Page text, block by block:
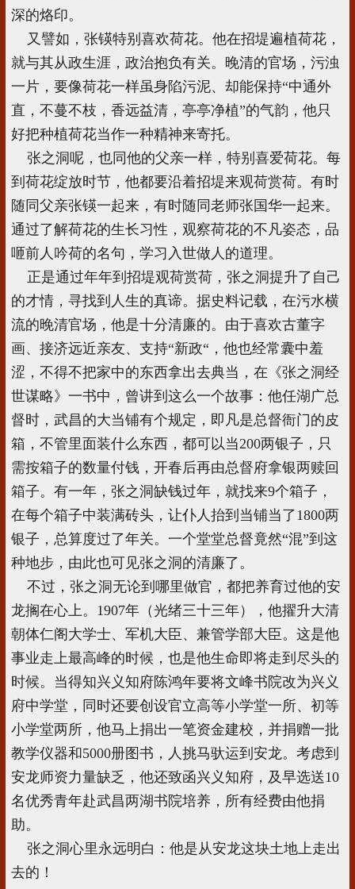
深的烙印。
又譬如，张锳特别喜欢荷花。他在招堤遍植荷花，
就与其从政生涯，政治抱负有关。晚清的官场，污浊
一片，要像荷花一样虽身陷污泥、却能保持“中通外
直，不蔓不枝，香远益清，亭亭净植”的气韵，他只
好把种植荷花当作一种精神来寄托。
张之洞呢，也同他的父亲一样，特别喜爱荷花。每
到荷花绽放时节，他都要沿着招堤来观荷赏荷。有时
随同父亲张锳一起来，有时随同老师张国华一起来。
通过了解荷花的生长习性，观察荷花的不凡姿态，品
咂前人吟荷的名句，学习入世做人的道理。
正是通过年年到招堤观荷赏荷，张之洞提升了自己
的才情，寻找到人生的真谛。据史料记载，在污水横
流的晚清官场，他是十分清廉的。由于喜欢古董字
画、接济远近亲友、支持“新政“，他也经常囊中羞
涩，不得不把家中的东西拿出去典当，在《张之洞经
世谋略》一书中，曾讲到这么一个故事：他任湖广总
督时，武昌的大当铺有个规定，即凡是总督衙门的皮
箱，不管里面装什么东西，都可以当200两银子，只
需按箱子的数量付钱，开春后再由总督府拿银两赎回
箱子。有一年，张之洞缺钱过年，就找来9个箱子，
在每个箱子中装满砖头，让仆人抬到当铺当了1800两
银子，总算度过了年关。一个堂堂总督竟然“混”到这
种地步，由此也可见张之洞的清廉了。
不过，张之洞无论到哪里做官，都把养育过他的安
龙搁在心上。1907年（光绪三十三年），他擢升大清
朝体仁阁大学士、军机大臣、兼管学部大臣。这是他
事业走上最高峰的时候，也是他生命即将走到尽头的
时候。当得知兴义知府陈鸿年要将文峰书院改为兴义
府中学堂，同时还要创设官立高等小学堂一所、初等
小学堂两所，他马上捐出一笔资金建校，并捐赠一批
教学仪器和5000册图书，人挑马驮运到安龙。考虑到
安龙师资力量缺乏，他还致函兴义知府，及早选送10
名优秀青年赴武昌两湖书院培养，所有经费由他捐
助。
张之洞心里永远明白：他是从安龙这块土地上走出
去的！